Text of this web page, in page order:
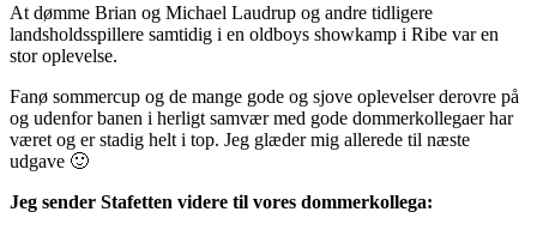
At dømme Brian og Michael Laudrup og andre tidligere
landsholdsspillere samtidig i en oldboys showkamp i Ribe var en
stor oplevelse.
Fanø sommercup og de mange gode og sjove oplevelser derovre på
og udenfor banen i herligt samvær med gode dommerkollegaer har
været og er stadig helt i top. Jeg glæder mig allerede til næste
udgave 🙂
Jeg sender Stafetten videre til vores dommerkollega: